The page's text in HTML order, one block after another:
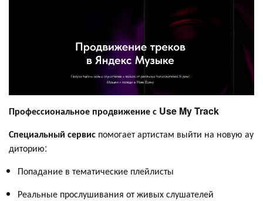
Профессиональное продвижение с Use My Track
Специальный сервис помогает артистам выйти на новую ау
диторию:
Попадание в тематические плейлисты
Реальные прослушивания от живых слушателей